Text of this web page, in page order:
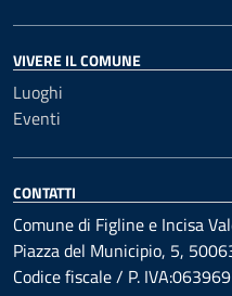
VIVERE IL COMUNE
Luoghi
Eventi
CONTATTI
Comune di Figline e Incisa
Piazza del Municipio, 5,
Codice fiscale / P.